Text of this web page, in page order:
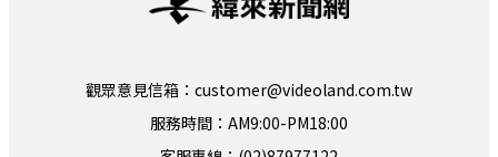
觀眾意見信箱：customer@videoland.com.tw
服務時間：AM9:00-PM18:00